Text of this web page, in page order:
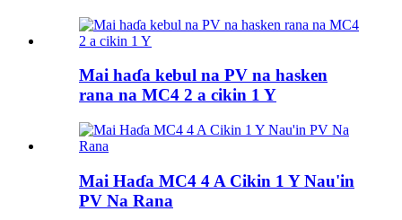
Mai haɗa kebul na PV na hasken
rana na MC4 2 a cikin 1 Y
Mai Haɗa MC4 4 A Cikin 1 Y Nau'in
PV Na Rana